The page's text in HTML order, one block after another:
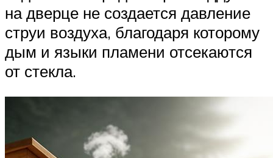
на дверце не создается давление
струи воздуха, благодаря которому
дым и языки пламени отсекаются
от стекла.